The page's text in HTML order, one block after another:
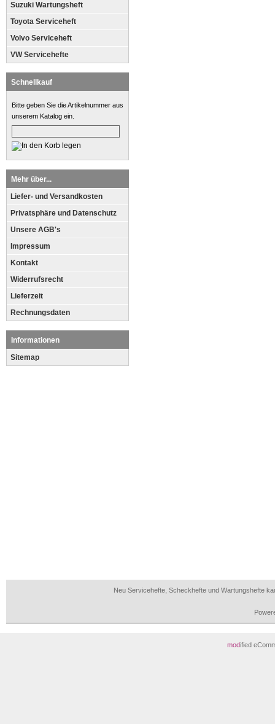
Suzuki Wartungsheft
Toyota Serviceheft
Volvo Serviceheft
VW Servicehefte
Schnellkauf
Bitte geben Sie die Artikelnummer aus
unserem Katalog ein.
Mehr über...
Liefer- und Versandkosten
Privatsphäre und Datenschutz
Unsere AGB's
Impressum
Kontakt
Widerrufsrecht
Lieferzeit
Rechnungsdaten
Informationen
Sitemap
Neu Servicehefte, Scheckhefte und Wartungshefte
modified